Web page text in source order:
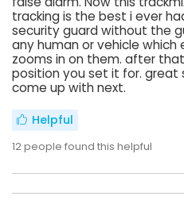
tracking is the best i ever
security guard without the
any human or vehicle which
zooms in on them. after
position you set it for.
come up with next.
Helpful
12people found this helpful